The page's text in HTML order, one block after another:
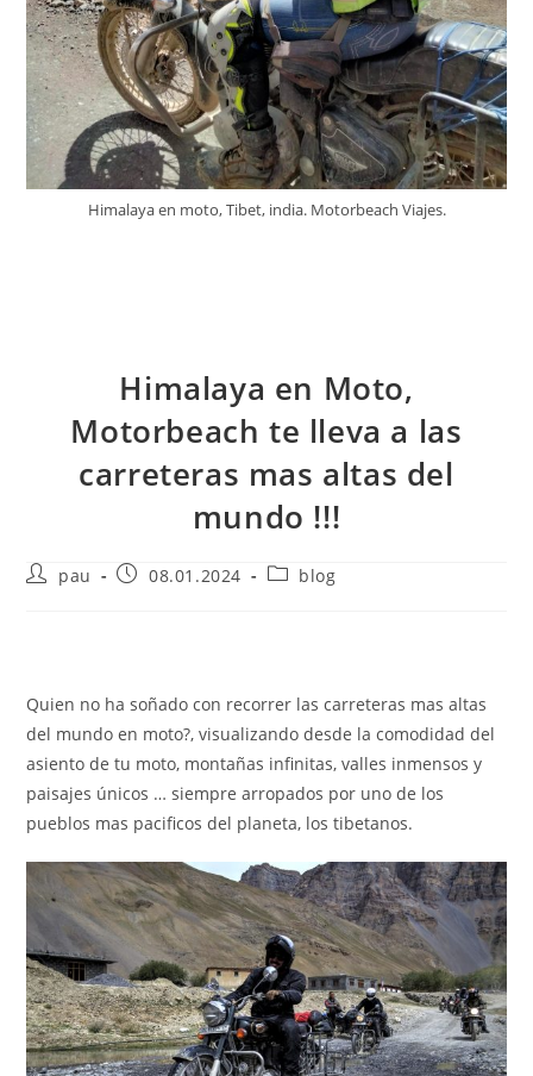
Himalaya en moto, Tibet, india. Motorbeach Viajes.
Himalaya en Moto,
Motorbeach te lleva a las
carreteras mas altas del
mundo !!!
Autorpau
Publicación
08.01.2024
Categoría
blog
Quien no ha soñado con recorrer las carreteras mas altas
del mundo en moto?, visualizando desde la comodidad del
asiento de tu moto, montañas infinitas, valles inmensos y
paisajes únicos … siempre arropados por uno de los
pueblos mas pacificos del planeta, los tibetanos.